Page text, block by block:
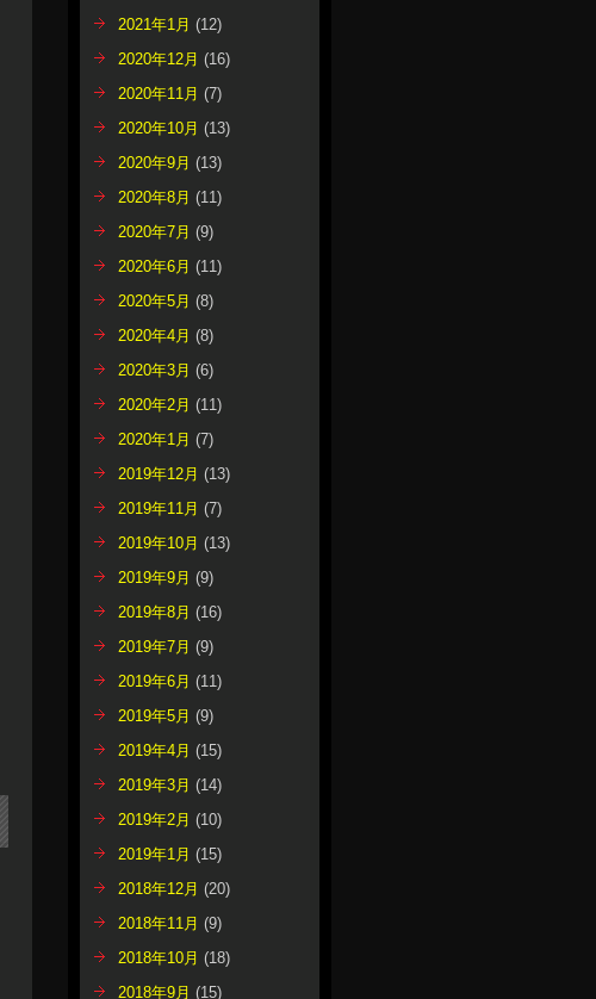
2021年1月 (12)
2020年12月 (16)
2020年11月 (7)
2020年10月 (13)
2020年9月 (13)
2020年8月 (11)
2020年7月 (9)
2020年6月 (11)
2020年5月 (8)
2020年4月 (8)
2020年3月 (6)
2020年2月 (11)
2020年1月 (7)
2019年12月 (13)
2019年11月 (7)
2019年10月 (13)
2019年9月 (9)
2019年8月 (16)
2019年7月 (9)
2019年6月 (11)
2019年5月 (9)
2019年4月 (15)
2019年3月 (14)
2019年2月 (10)
2019年1月 (15)
2018年12月 (20)
2018年11月 (9)
2018年10月 (18)
2018年9月 (15)